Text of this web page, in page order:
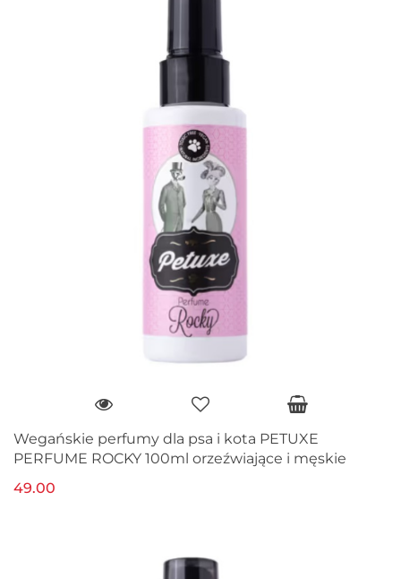
Wegańskie perfumy dla psa i kota PETUXE
PERFUME ROCKY 100ml orzeźwiające i męskie
49.00